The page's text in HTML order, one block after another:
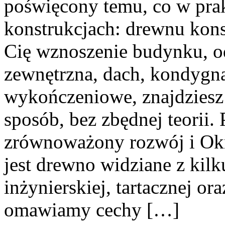
poświęcony temu, co w
konstrukcjach: drewnu
Cię wznoszenie budynku,
zewnętrzna, dach,
wykończeniowe,
sposób, bez zbędnej
zrównoważony rozwój i
jest drewno widziane z
inżynierskiej, tartacznej
omawiamy cechy […]